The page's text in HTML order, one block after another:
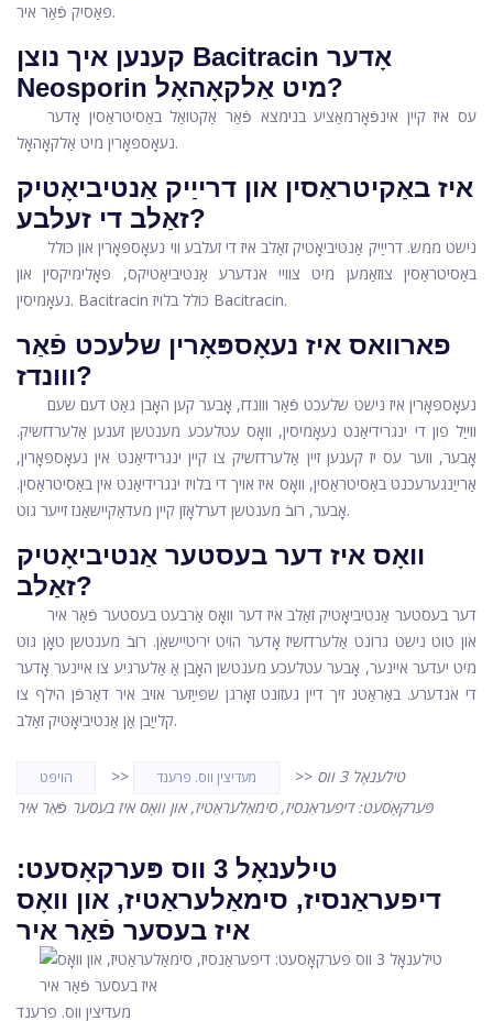
פּאַסיק פֿאַר איר.
קענען איך נוצן Bacitracin אָדער
Neosporin מיט אַלקאָהאָל?
עס איז קיין אינפֿאָרמאַציע בנימצא פֿאַר אַקטואַל באַסיטראַסין אָדער
נעאָספּאָרין מיט אַלקאָהאָל.
איז באַקיטראַסין און דרייַיק אַנטיביאָטיק
זאַלב די זעלבע?
נישט ממש. דרייַיק אַנטיביאָטיק זאַלב איז די זעלבע ווי נעאָספּאָרין און כּולל
באַסיטראַסין צוזאַמען מיט צוויי אנדערע אַנטיביאַטיקס, פּאָלימיקסין און
נעאָמיסין. Bacitracin כּולל בלויז Bacitracin.
פארוואס איז נעאָספּאָרין שלעכט פֿאַר
ווונדז?
נעאָספּאָרין איז נישט שלעכט פֿאַר ווונדז, אָבער קען האָבן גאַט דעם שעם
ווייַל פון די ינגרידיאַנט נעאָמיסין, וואָס עטלעכע מענטשן זענען אַלערדזשיק.
אָבער, ווער עס יז קענען זיין אַלערדזשיק צו קיין ינגרידיאַנט אין נעאָספּאָרין,
אַרייַנגערעכנט באַסיטראַסין, וואָס איז אויך די בלויז ינגרידיאַנט אין באַסיטראַסין.
אָבער, רובֿ מענטשן דערלאָזן קיין מעדאַקיישאַנז זייער גוט.
וואָס איז דער בעסטער אַנטיביאָטיק
זאַלב?
דער בעסטער אַנטיביאָטיק זאַלב איז דער וואָס אַרבעט בעסטער פֿאַר איר
און טוט נישט גרונט אַלערדזשיז אָדער הויט יריטיישאַן. רובֿ מענטשן טאָן גוט
מיט יעדער איינער, אָבער עטלעכע מענטשן האָבן אַ אַלערגיע צו איינער אָדער
די אנדערע. באַראַטנ זיך דיין געזונט זאָרגן שפּייַזער אויב איר דאַרפֿן הילף צו
קלייַבן אַן אַנטיביאָטיק זאַלב.
הויפּט >> מעדיצין ווס. פרענד >> טילענאָל 3 ווס
פּערקאָסעט: דיפעראַנסיז, סימאַלעראַטיז, און וואָס איז בעסער פֿאַר איר
טילענאָל 3 ווס פּערקאָסעט:
דיפעראַנסיז, סימאַלעראַטיז, און וואָס
איז בעסער פֿאַר איר
מעדיצין ווס. פרענד